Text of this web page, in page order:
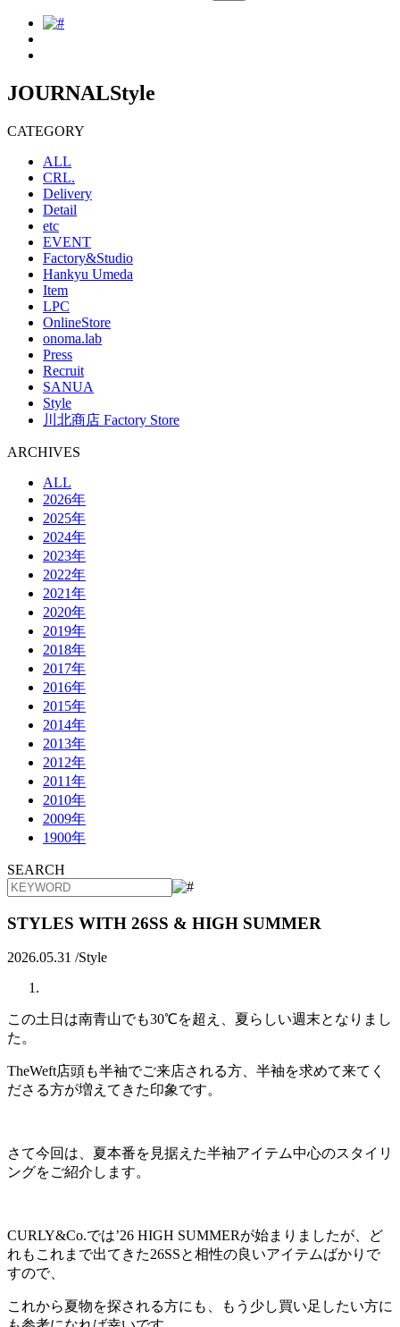
JOURNALStyle
CATEGORY
ALL
CRL.
Delivery
Detail
etc
EVENT
Factory&Studio
Hankyu Umeda
Item
LPC
OnlineStore
onoma.lab
Press
Recruit
SANUA
Style
川北商店 Factory Store
ARCHIVES
ALL
2026年
2025年
2024年
2023年
2022年
2021年
2020年
2019年
2018年
2017年
2016年
2015年
2014年
2013年
2012年
2011年
2010年
2009年
1900年
SEARCH
STYLES WITH 26SS & HIGH SUMMER
2026.05.31 /Style
この土日は南青山でも30℃を超え、夏らしい週末となりまし
た。
TheWeft店頭も半袖でご来店される方、半袖を求めて来てく
ださる方が増えてきた印象です。
さて今回は、夏本番を見据えた半袖アイテム中心のスタイリ
ングをご紹介します。
CURLY&Co.では’26 HIGH SUMMERが始まりましたが、ど
れもこれまで出てきた26SSと相性の良いアイテムばかりで
すので、
これから夏物を探される方にも、もう少し買い足したい方に